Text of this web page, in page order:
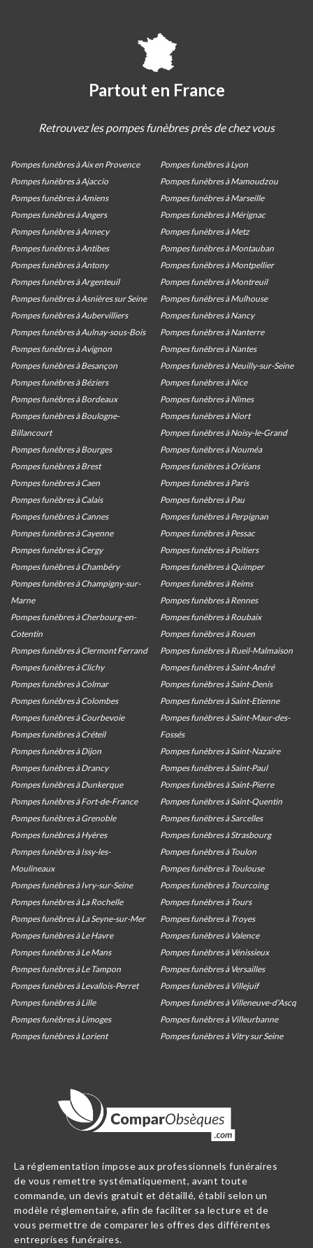
Partout en France
Retrouvez les pompes funèbres près de chez vous
Pompes funèbres à Aix en Provence
Pompes funèbres à Ajaccio
Pompes funèbres à Amiens
Pompes funèbres à Angers
Pompes funèbres à Annecy
Pompes funèbres à Antibes
Pompes funèbres à Antony
Pompes funèbres à Argenteuil
Pompes funèbres à Asnières sur Seine
Pompes funèbres à Aubervilliers
Pompes funèbres à Aulnay-sous-Bois
Pompes funèbres à Avignon
Pompes funèbres à Besançon
Pompes funèbres à Béziers
Pompes funèbres à Bordeaux
Pompes funèbres à Boulogne-
Billancourt
Pompes funèbres à Bourges
Pompes funèbres à Brest
Pompes funèbres à Caen
Pompes funèbres à Calais
Pompes funèbres à Cannes
Pompes funèbres à Cayenne
Pompes funèbres à Cergy
Pompes funèbres à Chambéry
Pompes funèbres à Champigny-sur-
Marne
Pompes funèbres à Cherbourg-en-
Cotentin
Pompes funèbres à Clermont Ferrand
Pompes funèbres à Clichy
Pompes funèbres à Colmar
Pompes funèbres à Colombes
Pompes funèbres à Courbevoie
Pompes funèbres à Créteil
Pompes funèbres à Dijon
Pompes funèbres à Drancy
Pompes funèbres à Dunkerque
Pompes funèbres à Fort-de-France
Pompes funèbres à Grenoble
Pompes funèbres à Hyères
Pompes funèbres à Issy-les-
Moulineaux
Pompes funèbres à Ivry-sur-Seine
Pompes funèbres à La Rochelle
Pompes funèbres à La Seyne-sur-Mer
Pompes funèbres à Le Havre
Pompes funèbres à Le Mans
Pompes funèbres à Le Tampon
Pompes funèbres à Levallois-Perret
Pompes funèbres à Lille
Pompes funèbres à Limoges
Pompes funèbres à Lorient
Pompes funèbres à Lyon
Pompes funèbres à Mamoudzou
Pompes funèbres à Marseille
Pompes funèbres à Mérignac
Pompes funèbres à Metz
Pompes funèbres à Montauban
Pompes funèbres à Montpellier
Pompes funèbres à Montreuil
Pompes funèbres à Mulhouse
Pompes funèbres à Nancy
Pompes funèbres à Nanterre
Pompes funèbres à Nantes
Pompes funèbres à Neuilly-sur-Seine
Pompes funèbres à Nice
Pompes funèbres à Nîmes
Pompes funèbres à Niort
Pompes funèbres à Noisy-le-Grand
Pompes funèbres à Nouméa
Pompes funèbres à Orléans
Pompes funèbres à Paris
Pompes funèbres à Pau
Pompes funèbres à Perpignan
Pompes funèbres à Pessac
Pompes funèbres à Poitiers
Pompes funèbres à Quimper
Pompes funèbres à Reims
Pompes funèbres à Rennes
Pompes funèbres à Roubaix
Pompes funèbres à Rouen
Pompes funèbres à Rueil-Malmaison
Pompes funèbres à Saint-André
Pompes funèbres à Saint-Denis
Pompes funèbres à Saint-Etienne
Pompes funèbres à Saint-Maur-des-
Fossés
Pompes funèbres à Saint-Nazaire
Pompes funèbres à Saint-Paul
Pompes funèbres à Saint-Pierre
Pompes funèbres à Saint-Quentin
Pompes funèbres à Sarcelles
Pompes funèbres à Strasbourg
Pompes funèbres à Toulon
Pompes funèbres à Toulouse
Pompes funèbres à Tourcoing
Pompes funèbres à Tours
Pompes funèbres à Troyes
Pompes funèbres à Valence
Pompes funèbres à Vénissieux
Pompes funèbres à Versailles
Pompes funèbres à Villejuif
Pompes funèbres à Villeneuve-d'Ascq
Pompes funèbres à Villeurbanne
Pompes funèbres à Vitry sur Seine
La réglementation impose aux professionnels funéraires
de vous remettre systématiquement, avant toute
commande, un devis gratuit et détaillé, établi selon un
modèle réglementaire, afin de faciliter sa lecture et de
vous permettre de comparer les offres des différentes
entreprises funéraires.